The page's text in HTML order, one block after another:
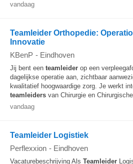
vandaag
Teamleider Orthopedie:
Innovatie
KBenP - Eindhoven
Jij bent een teamleider op een
dagelijkse operatie aan, zichtbaar
kwalitatief hoogwaardige zorg. Je werkt
teamleiders van Chirurgie en
vandaag
Teamleider Logistiek
Perflexxion - Eindhoven
Vacaturebeschrijving Als Teamleider